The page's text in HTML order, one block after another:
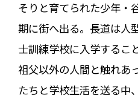
そりと育てられた少年・
期に街へ出る。長道は人
士訓練学校に入学するこ
祖父以外の人間と触れあ
たちと学校生活を送る中